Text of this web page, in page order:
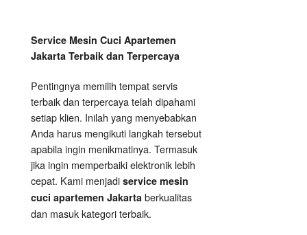
Service Mesin Cuci Apartemen
Jakarta Terbaik dan Terpercaya
Pentingnya memilih tempat servis
terbaik dan terpercaya telah dipahami
setiap klien. Inilah yang menyebabkan
Anda harus mengikuti langkah tersebut
apabila ingin menikmatinya. Termasuk
jika ingin memperbaiki elektronik lebih
cepat. Kami menjadi service mesin
cuci apartemen Jakarta berkualitas
dan masuk kategori terbaik.